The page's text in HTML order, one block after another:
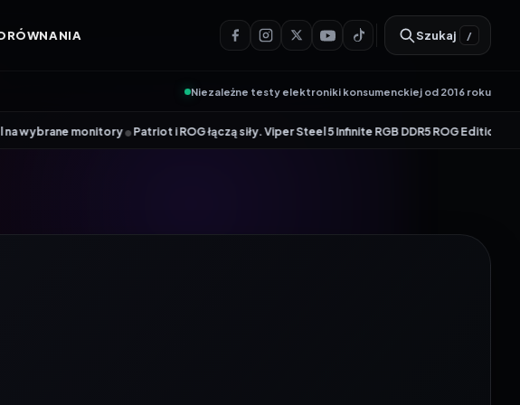
Szukaj /
Niezależne testy elektroniki konsumenckiej od 2016 roku
•Patriot i ROG łączą siły. Viper Steel 5 Infinite RGB DDR5 ROG Edition oferuje